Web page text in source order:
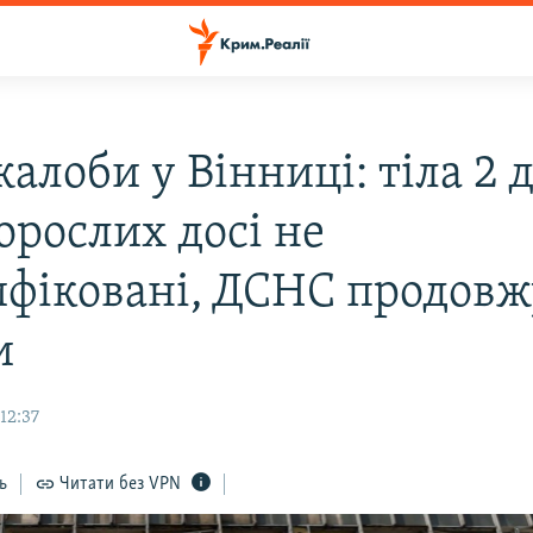
у Вінниці: тіла 2
досі не
ДСНС
Читати без VPN